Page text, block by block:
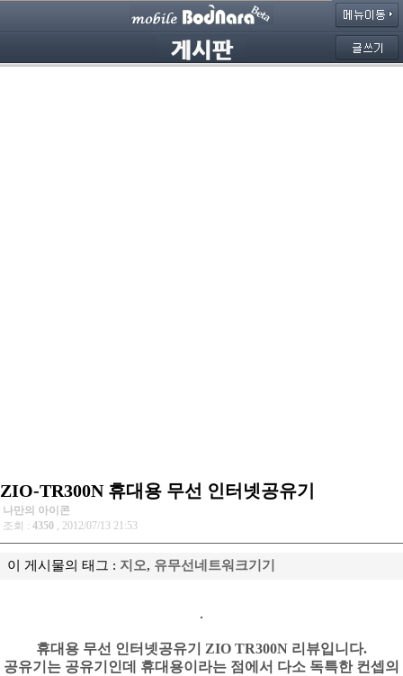
ZIO-TR300N 휴대용 무선 인터넷공유기
나만의 아이콘
조회 : 4350 , 2012/07/13 21:53
이 게시물의 태그 : 지오, 유무선네트워크기기
휴대용 무선 인터넷공유기 ZIO TR300N 리뷰입니다.
공유기는 공유기인데 휴대용이라는 점에서 다소 독특한 컨셉의